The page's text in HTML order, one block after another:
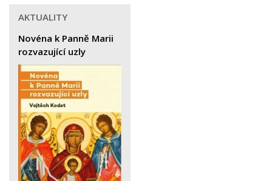
AKTUALITY
Novéna k Panně Marii
rozvazující uzly